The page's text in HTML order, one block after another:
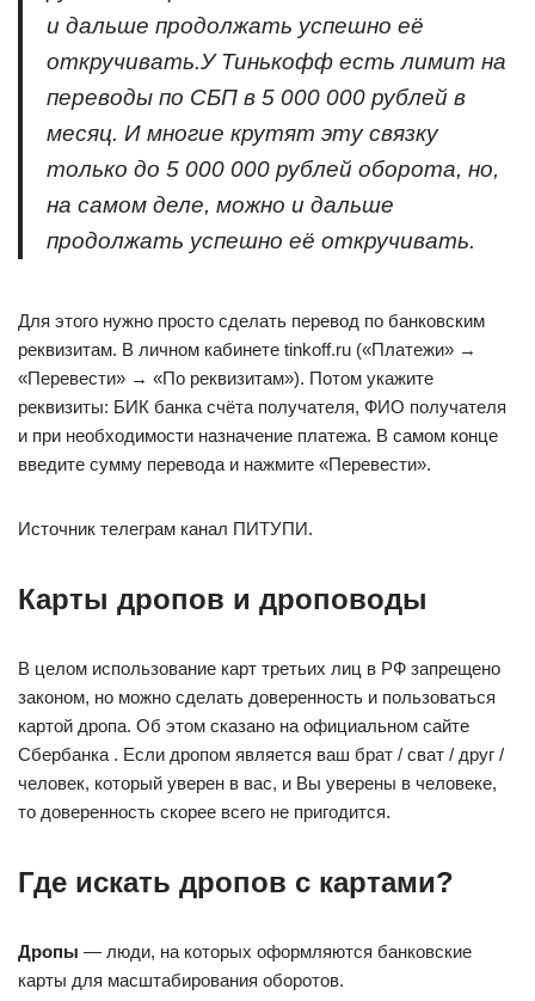
и дальше продолжать успешно её
откручивать.У Тинькофф есть лимит на
переводы по СБП в 5 000 000 рублей в
месяц. И многие крутят эту связку
только до 5 000 000 рублей оборота, но,
на самом деле, можно и дальше
продолжать успешно её откручивать.
Для этого нужно просто сделать перевод по банковским
реквизитам. В личном кабинете tinkoff.ru («Платежи» →
«Перевести» → «По реквизитам»). Потом укажите
реквизиты: БИК банка счёта получателя, ФИО получателя
и при необходимости назначение платежа. В самом конце
введите сумму перевода и нажмите «Перевести».
Источник телеграм канал ПИТУПИ.
Карты дропов и дроповоды
В целом использование карт третьих лиц в РФ запрещено
законом, но можно сделать доверенность и пользоваться
картой дропа. Об этом сказано на официальном сайте
Сбербанка . Если дропом является ваш брат / сват / друг /
человек, который уверен в вас, и Вы уверены в человеке,
то доверенность скорее всего не пригодится.
Где искать дропов с картами?
Дропы — люди, на которых оформляются банковские
карты для масштабирования оборотов.